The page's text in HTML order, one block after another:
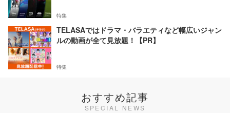
特集
TELASAではドラマ・バラエティなど幅広いジャン
ルの動画が全て見放題！【PR】
特集
おすすめ記事
SPECIAL NEWS